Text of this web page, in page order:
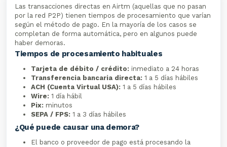
Las transacciones directas en Airtm (aquellas que no pasan
por la red P2P) tienen tiempos de procesamiento que varían
según el método de pago. En la mayoría de los casos se
completan de forma automática, pero en algunos puede
haber demoras.
Tiempos de procesamiento habituales
Tarjeta de débito / crédito: inmediato a 24 horas
Transferencia bancaria directa: 1 a 5 días hábiles
ACH (Cuenta Virtual USA): 1 a 5 días hábiles
Wire: 1 día hábil
Pix: minutos
SEPA / FPS: 1 a 3 días hábiles
¿Qué puede causar una demora?
El banco o proveedor de pago está procesando la